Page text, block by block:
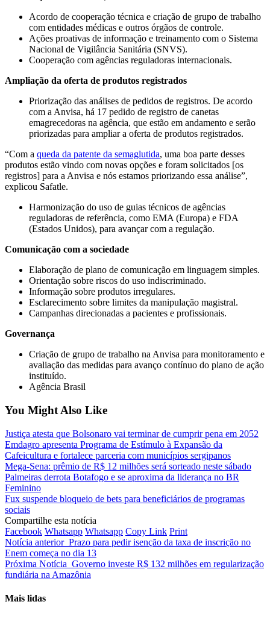
Acordo de cooperação técnica e criação de grupo de trabalho
com entidades médicas e outros órgãos de controle.
Ações proativas de informação e treinamento com o Sistema
Nacional de Vigilância Sanitária (SNVS).
Cooperação com agências reguladoras internacionais.
Ampliação da oferta de produtos registrados
Priorização das análises de pedidos de registros. De acordo
com a Anvisa, há 17 pedido de registro de canetas
emagrecedoras na agência, que estão em andamento e serão
priorizadas para ampliar a oferta de produtos registrados.
“Com a queda da patente da semaglutida, uma boa parte desses
produtos estão vindo com novas opções e foram solicitados [os
registros] para a Anvisa e nós estamos priorizando essa análise”,
explicou Safatle.
Harmonização do uso de guias técnicos de agências
reguladoras de referência, como EMA (Europa) e FDA
(Estados Unidos), para avançar com a regulação.
Comunicação com a sociedade
Elaboração de plano de comunicação em linguagem simples.
Orientação sobre riscos do uso indiscriminado.
Informação sobre produtos irregulares.
Esclarecimento sobre limites da manipulação magistral.
Campanhas direcionadas a pacientes e profissionais.
Governança
Criação de grupo de trabalho na Anvisa para monitoramento e
avaliação das medidas para avanço contínuo do plano de ação
instituído.
Agência Brasil
You Might Also Like
Justiça atesta que Bolsonaro vai terminar de cumprir pena em 2052
Emdagro apresenta Programa de Estímulo à Expansão da
Cafeicultura e fortalece parceria com municípios sergipanos
Mega-Sena: prêmio de R$ 12 milhões será sorteado neste sábado
Palmeiras derrota Botafogo e se aproxima da liderança no BR
Feminino
Fux suspende bloqueio de bets para beneficiários de programas
sociais
Compartilhe esta notícia
Facebook Whatsapp Whatsapp Copy Link Print
Notícia anterior Prazo para pedir isenção da taxa de inscrição no
Enem começa no dia 13
Próxima Notícia Governo investe R$ 132 milhões em regularização
fundiária na Amazônia
Mais lidas